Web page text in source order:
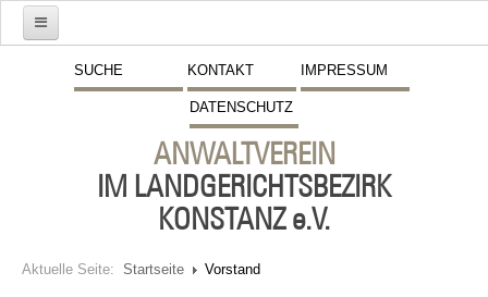
SUCHE KONTAKT IMPRESSUM
DATENSCHUTZ
ANWALTVEREIN
IM LANDGERICHTSBEZIRK
KONSTANZ e.V.
Aktuelle Seite: Startseite Vorstand
Schwerpunkte